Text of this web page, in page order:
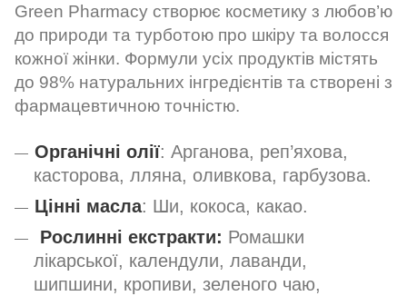
Green Pharmacy створює косметику з любов’ю
до природи та турботою про шкіру та волосся
кожної жінки. Формули усіх продуктів містять
до 98% натуральних інгредієнтів та створені з
фармацевтичною точністю.
Органічні олії: Арганова, реп’яхова,
касторова, лляна, оливкова, гарбузова.
Цінні масла: Ши, кокоса, какао.
Рослинні екстракти: Ромашки
лікарської, календули, лаванди,
шипшини, кропиви, зеленого чаю,